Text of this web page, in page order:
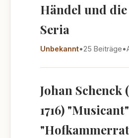
Händel und
Seria
Unbekannt•25 Beiträge•
Johan Schenck
1716)